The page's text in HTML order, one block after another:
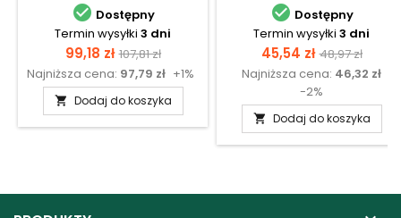
 Dostępny
Termin wysyłki 3 dni
Cena
99,18 zł Cena
podstawowa
107,81 zł
Najniższa cena: 97,79 zł +1%
 Dodaj do koszyka
 Dostępny
Termin wysyłki 3 dni
Cena
45,54 zł Cena
48,97 zł
Najniższa cena: 46,32 zł
-2%
 Dodaj do koszyka